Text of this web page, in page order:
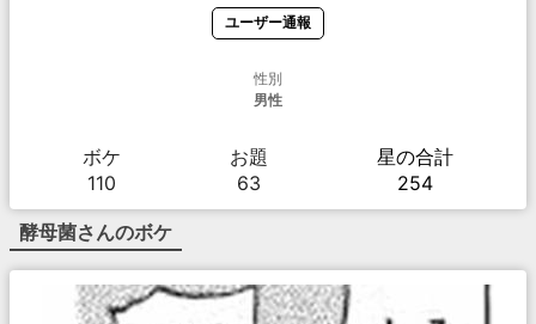
ユーザー通報
性別
男性
ボケ
110
お題
63
星の合計
254
酵母菌さんのボケ